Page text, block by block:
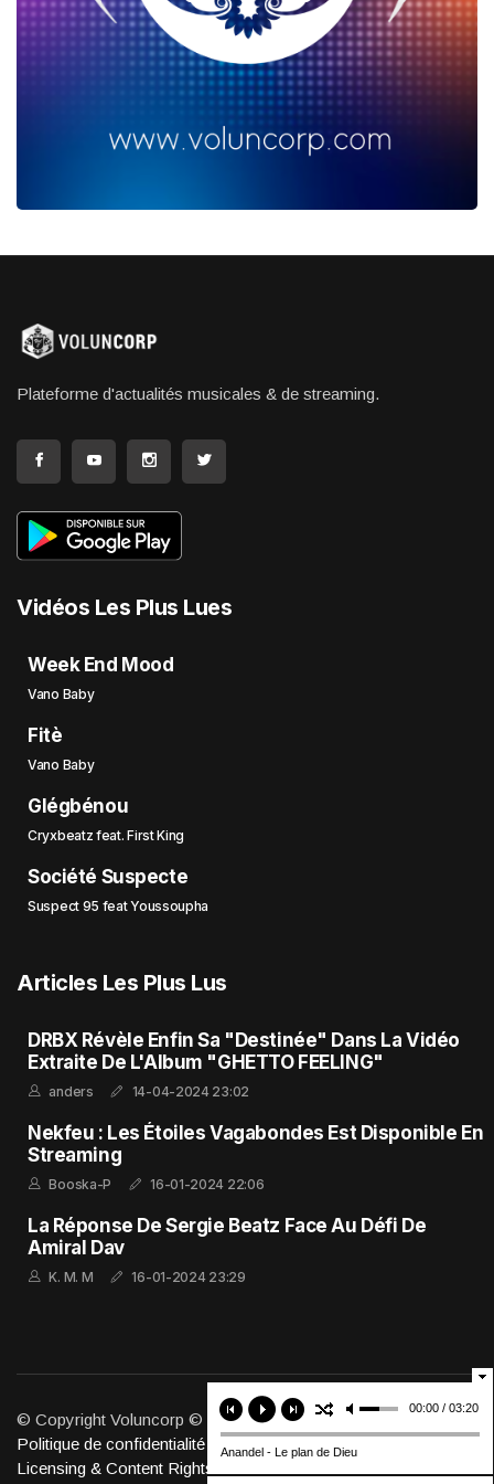
Plateforme d'actualités musicales & de streaming.
Vidéos Les Plus Lues
Week End Mood
Vano Baby
Fitè
Vano Baby
Glégbénou
Cryxbeatz feat. First King
Société Suspecte
Suspect 95 feat Youssoupha
Articles Les Plus Lus
DRBX Révèle Enfin Sa "Destinée" Dans La Vidéo
Extraite De L'Album "GHETTO FEELING"
anders 14-04-2024 23:02
Nekfeu : Les Étoiles Vagabondes Est Disponible En
Streaming
Booska-P 16-01-2024 22:06
La Réponse De Sergie Beatz Face Au Défi De
Amiral Dav
K. M. M 16-01-2024 23:29
© Copyright Voluncorp © 2011-2026. Tous Droits Réservés.
Politique de confidentialité
Licensing & Content Rights
00:00 / 03:20
Anandel - Le plan de Dieu